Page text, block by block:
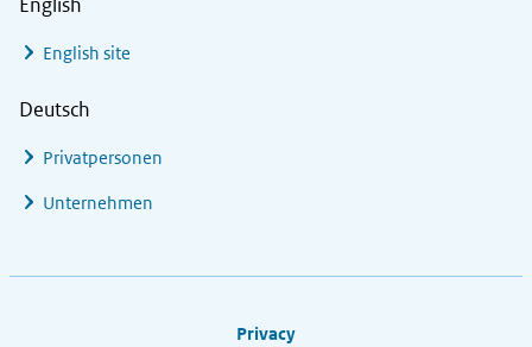
English site
Deutsch
Privatpersonen
Unternehmen
Privacy